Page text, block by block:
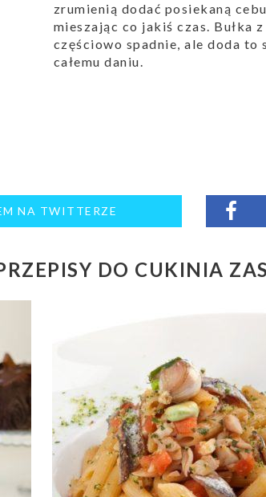
zrumienią dodać posiekaną
mieszając co jakiś czas. Bułka
częściowo spadnie, ale doda to
całemu daniu.
NA TWITTERZE
DO CUKINIA